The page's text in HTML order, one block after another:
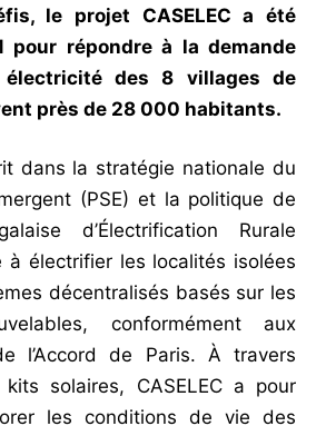
le projet CASELEC a été
pour répondre à la demande
électricité des 8 villages de
près de 28 000 habitants.
dans la stratégie nationale du
(PSE) et la politique de
d’Électrification Rurale
à électrifier les localités isolées
décentralisés basés sur les
conformément aux
l’Accord de Paris. À travers
kits solaires, CASELEC a pour
les conditions de vie des